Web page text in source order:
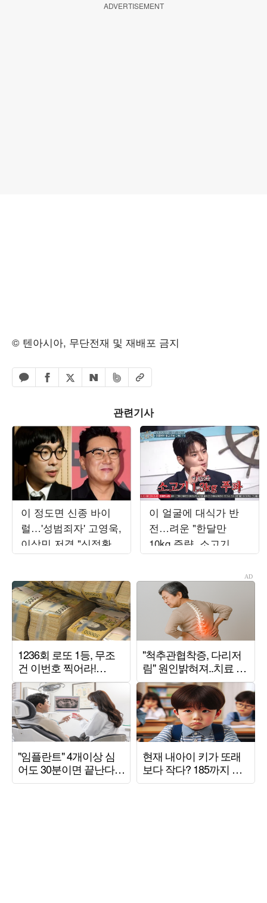
ADVERTISEMENT
© 텐아시아, 무단전재 및 재배포 금지
카카오톡 공유하기
페이스북 공유하기
엑스 공유하기
네이버 공유하기
밴드 공유하기
URL복사
관련기사
이 정도면 신종 바이
럴…'성범죄자' 고영욱,
이상민 저격 "신정환
때문에 나이 속여"
이 얼굴에 대식가 반
전…려운 "한달만
10kg 증량, 소고기
1.3kg 먹어" ('놀토')